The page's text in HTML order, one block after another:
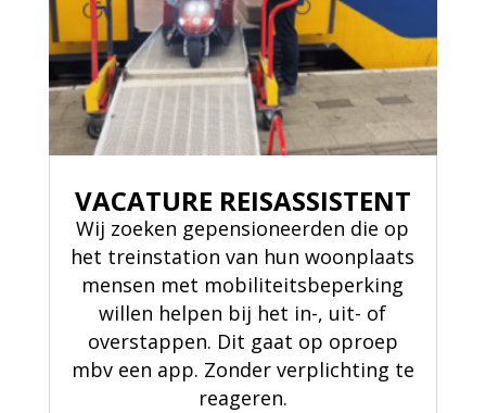
VACATURE REISASSISTENT
Wij zoeken gepensioneerden die op
het treinstation van hun woonplaats
mensen met mobiliteitsbeperking
willen helpen bij het in-, uit- of
overstappen. Dit gaat op oproep
mbv een app. Zonder verplichting te
reageren.